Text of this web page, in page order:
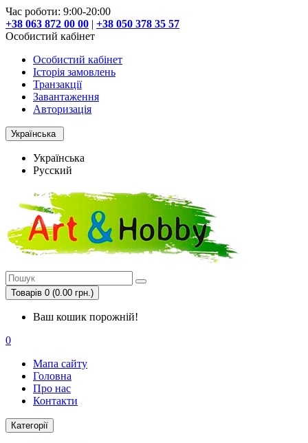
Час роботи: 9:00-20:00
+38 063 872 00 00 | +38 050 378 35 57
Особистий кабінет
Особистий кабінет
Історія замовлень
Транзакції
Завантаження
Авторизація
Українська
Українська
Русский
Товарів 0 (0.00 грн.)
Ваш кошик порожній!
0
Мапа сайту
Головна
Про нас
Контакти
Категорії